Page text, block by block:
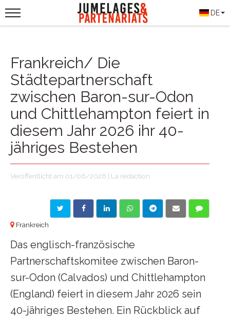
DE
Frankreich/ Die
Städtepartnerschaft
zwischen Baron-sur-Odon
und Chittlehampton feiert in
diesem Jahr 2026 ihr 40-
jähriges Bestehen
Veröffentlicht am 01/06/2026 | La rédaction
Frankreich
Das englisch-französische
Partnerschaftskomitee zwischen Baron-
sur-Odon (Calvados) und Chittlehampton
(England) feiert in diesem Jahr 2026 sein
40-jähriges Bestehen. Ein Rückblick auf